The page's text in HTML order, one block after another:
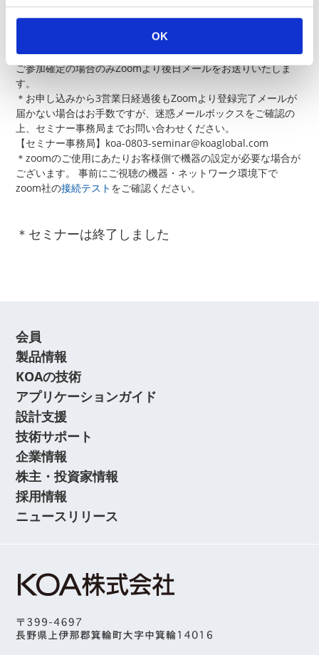
OK
い。
＊申し込み数に制限があるため、締切期限前に募集を終了させ
ていただく場合がございます。
＊お申し込みの段階では、ご参加はまだ確定しておりません。
ご参加確定の場合のみZoomより後日メールをお送りいたしま
す。
＊お申し込みから3営業日経過後もZoomより登録完了メールが
届かない場合はお手数ですが、迷惑メールボックスをご確認の
上、セミナー事務局までお問い合わせください。
【セミナー事務局】koa-0803-seminar@koaglobal.com
＊zoomのご使用にあたりお客様側で機器の設定が必要な場合が
ございます。 事前にご視聴の機器・ネットワーク環境下で
zoom社の接続テスト をご確認ください。
＊セミナーは終了しました
会員
製品情報
KOAの技術
アプリケーションガイド
設計支援
技術サポート
企業情報
株主・投資家情報
採用情報
ニュースリリース